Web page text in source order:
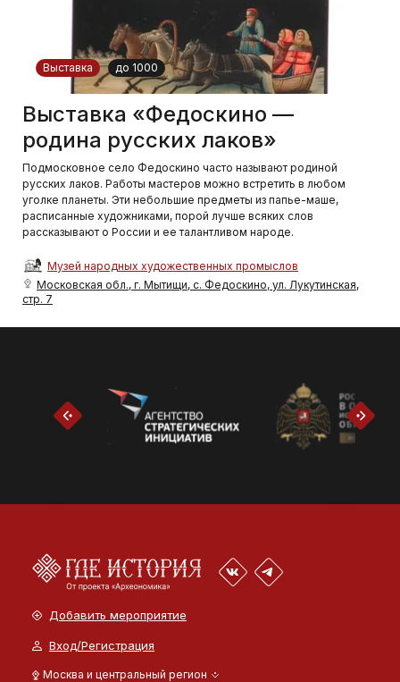
Выставка до 1000
Выставка «Федоскино —
родина русских лаков»
Подмосковное село Федоскино часто называют родиной
русских лаков. Работы мастеров можно встретить в любом
уголке планеты. Эти небольшие предметы из папье-маше,
расписанные художниками, порой лучше всяких слов
рассказывают о России и ее талантливом народе.
Музей народных художественных промыслов
Московская обл., г. Мытищи, с. Федоскино, ул. Лукутинская,
стр. 7
Добавить мероприятие
Вход/Регистрация
Москва и центральный регион